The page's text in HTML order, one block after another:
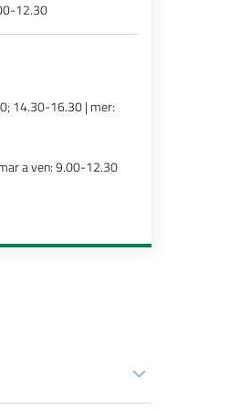
12.30
14.30-16.30 | mer:
a ven: 9.00-12.30